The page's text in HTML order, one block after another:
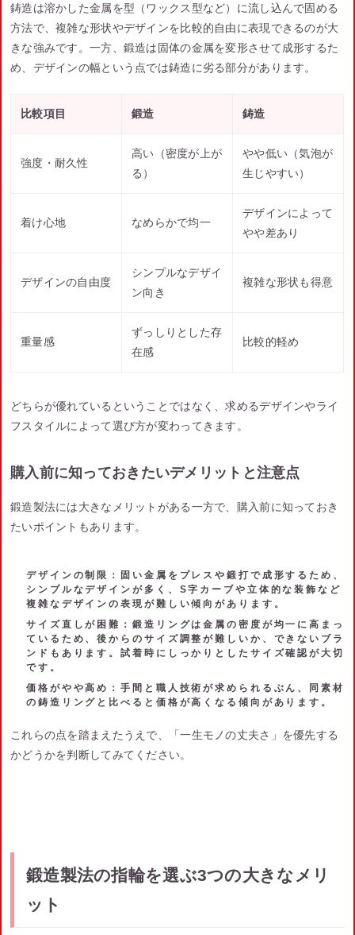
鋳造は溶かした金属を型（ワックス型など）に流し込んで固める
方法で、複雑な形状やデザインを比較的自由に表現できるのが大
きな強みです。一方、鍛造は固体の金属を変形させて成形するた
め、デザインの幅という点では鋳造に劣る部分があります。
比較項目 鍛造 鋳造
強度・耐久性
高い（密度が上が
る）
やや低い（気泡が
生じやすい）
着け心地 なめらかで均一
デザインによって
やや差あり
デザインの自由度
シンプルなデザイ
ン向き
複雑な形状も得意
重量感
ずっしりとした存
在感
比較的軽め
どちらが優れているということではなく、求めるデザインやライ
フスタイルによって選び方が変わってきます。
購入前に知っておきたいデメリットと注意点
鍛造製法には大きなメリットがある一方で、購入前に知っておき
たいポイントもあります。
デザインの制限 ：固い金属をプレスや鍛打で成形するため、
シンプルなデザインが多く、S字カーブや立体的な装飾など
複雑なデザインの表現が難しい傾向があります。
サイズ直しが困難 ：鍛造リングは金属の密度が均一に高まっ
ているため、後からのサイズ調整が難しいか、できないブラ
ンドもあります。試着時にしっかりとしたサイズ確認が大切
です。
価格がやや高め ：手間と職人技術が求められるぶん、同素材
の鋳造リングと比べると価格が高くなる傾向があります。
これらの点を踏まえたうえで、「一生モノの丈夫さ」を優先する
かどうかを判断してみてください。
鍛造製法の指輪を選ぶ3つの大きなメリ
ット